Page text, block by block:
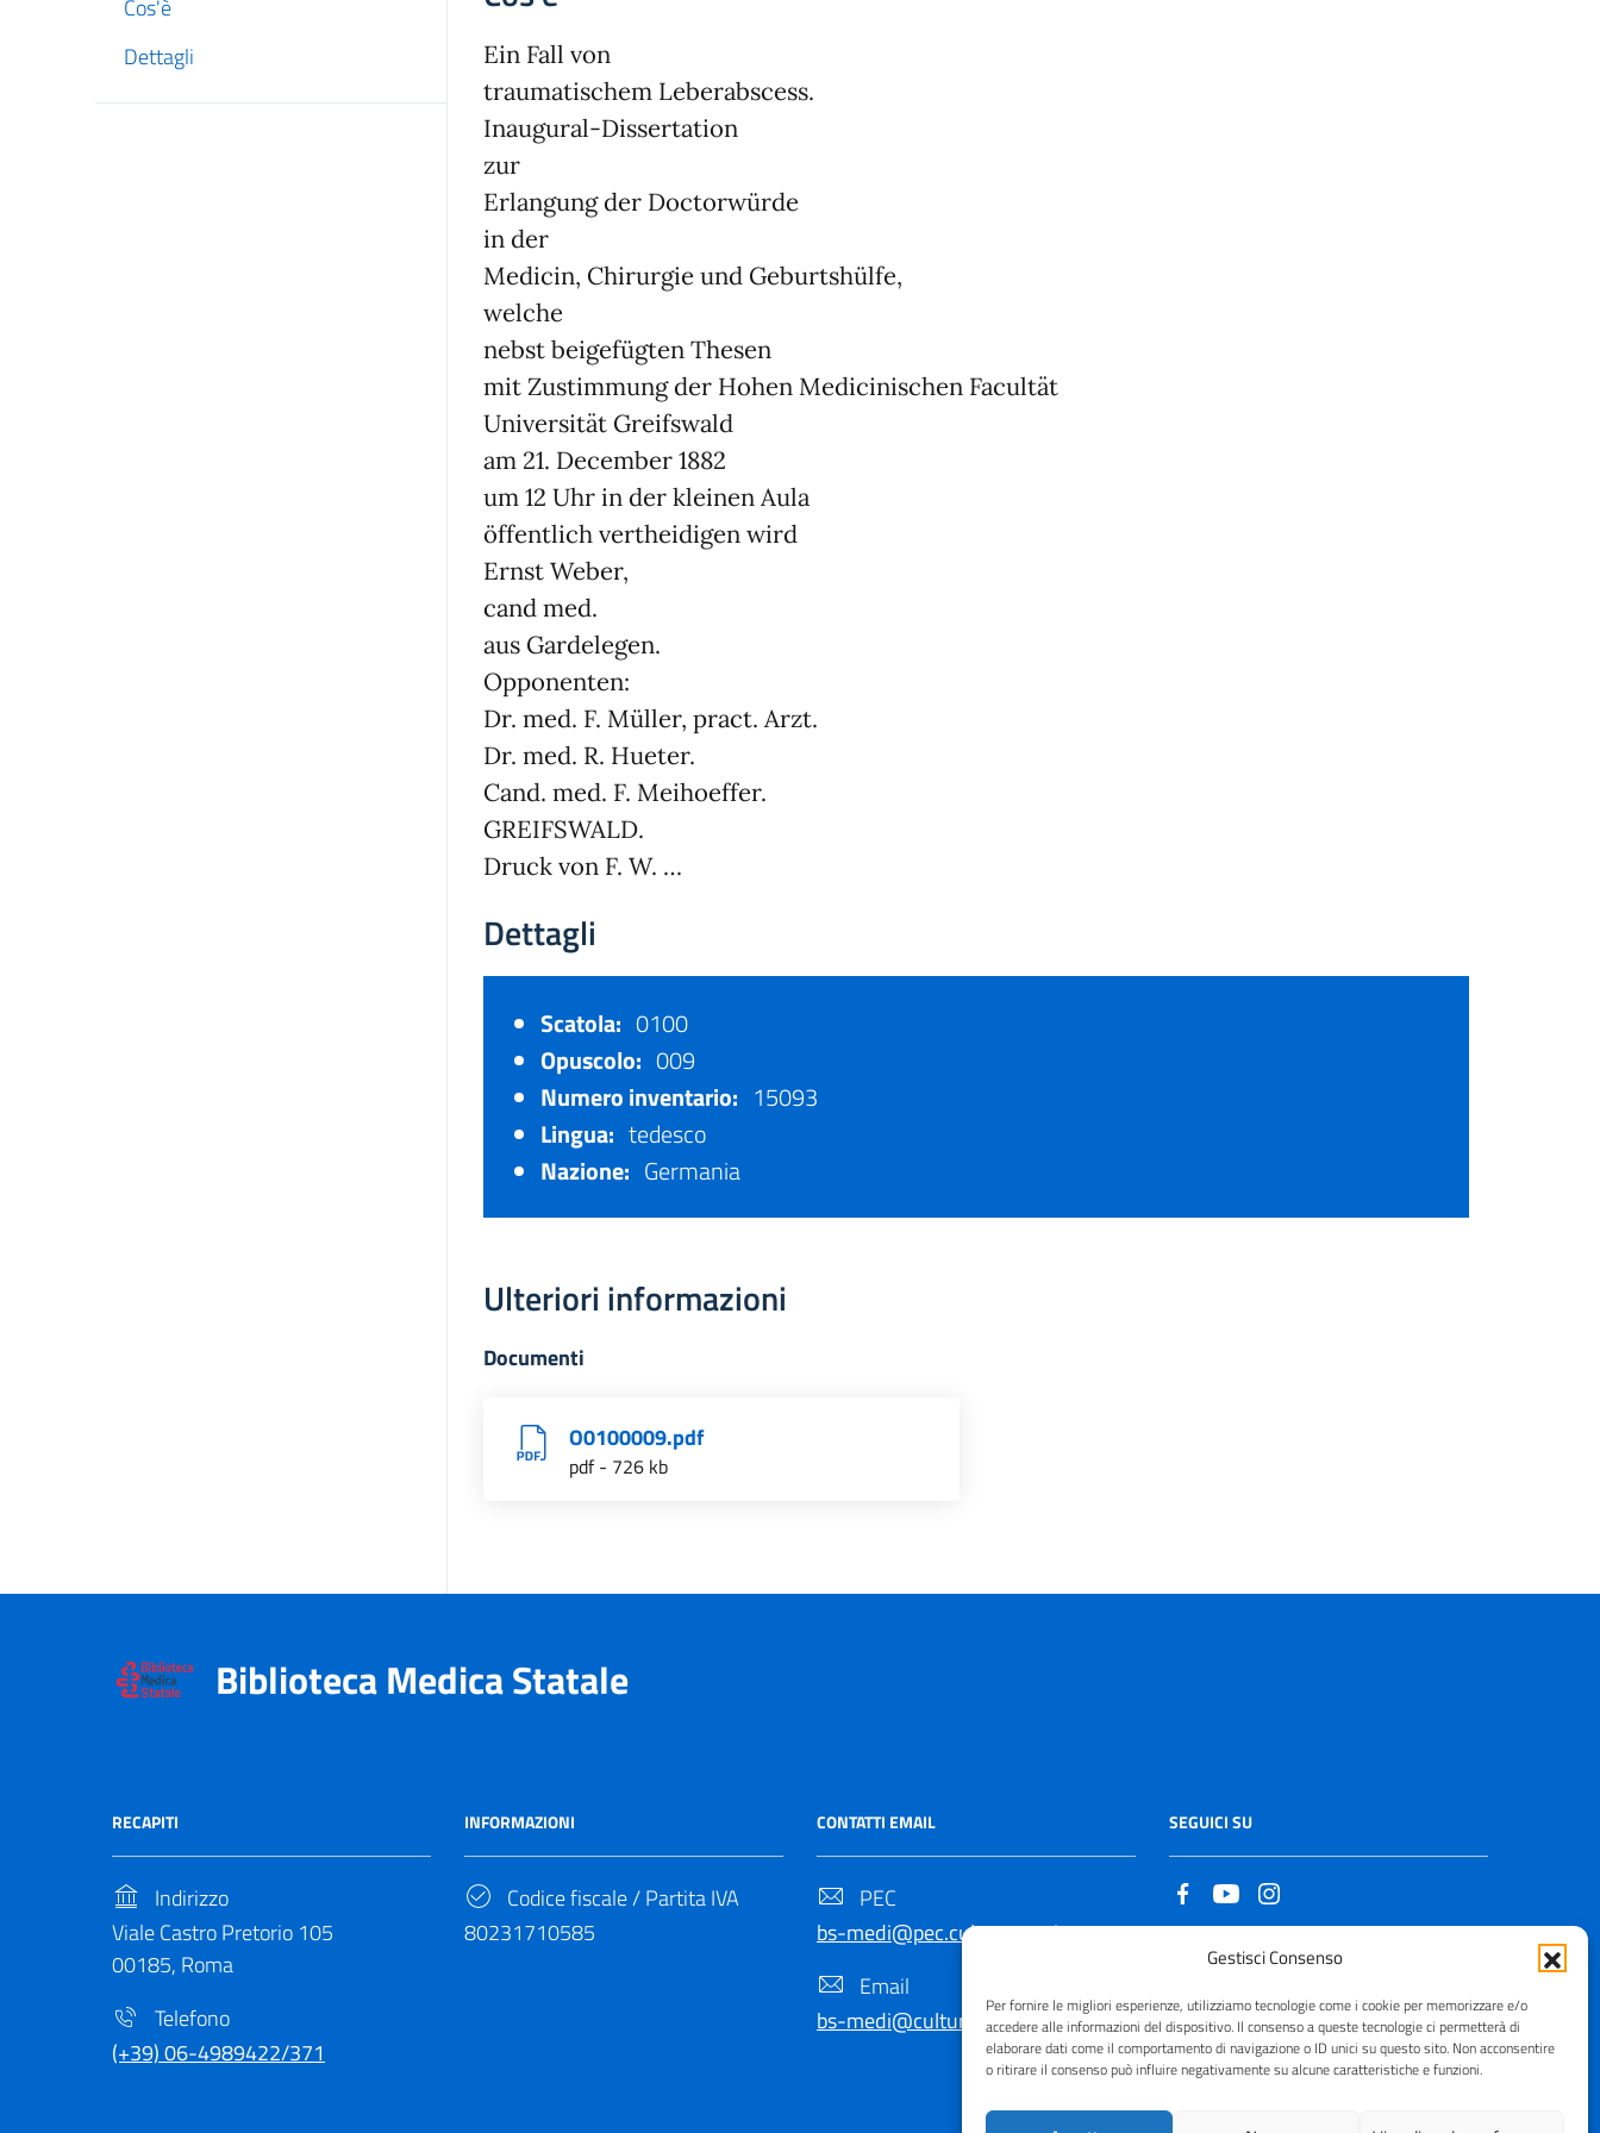
Gestisci Consenso
Per fornire le migliori esperienze, utilizziamo tecnologie come i cookie per memorizzare e/o
accedere alle informazioni del dispositivo. Il consenso a queste tecnologie ci permetterà di
elaborare dati come il comportamento di navigazione o ID unici su questo sito. Non acconsentire
o ritirare il consenso può influire negativamente su alcune caratteristiche e funzioni.
Cos'è
Dettagli
Ein Fall von
traumatischem Leberabscess.
Inaugural-Dissertation
zur
Erlangung der Doctorwürde
in der
Medicin, Chirurgie und Geburtshülfe,
welche
nebst beigefügten Thesen
mit Zustimmung der Hohen Medicinischen Facultät
Universität Greifswald
am 21. December 1882
um 12 Uhr in der kleinen Aula
öffentlich vertheidigen wird
Ernst Weber,
cand med.
aus Gardelegen.
Opponenten:
Dr. med. F. Müller, pract. Arzt.
Dr. med. R. Hueter.
Cand. med. F. Meihoeffer.
GREIFSWALD.
Druck von F. W. …
Dettagli
Scatola: 0100
Opuscolo: 009
Numero inventario: 15093
Lingua: tedesco
Nazione: Germania
Ulteriori informazioni
Documenti
O0100009.pdf
pdf - 726 kb
Biblioteca Medica Statale
RECAPITI
Indirizzo
Viale Castro Pretorio 105
00185, Roma
Telefono
(+39) 06-4989422/371
INFORMAZIONI
Codice fiscale / Partita IVA
80231710585
CONTATTI EMAIL
PEC
bs-medi@pec.cultura.gov.it
Email
bs-medi@cultura.gov.it
SEGUICI SU
Copyright © 2021 - 2026